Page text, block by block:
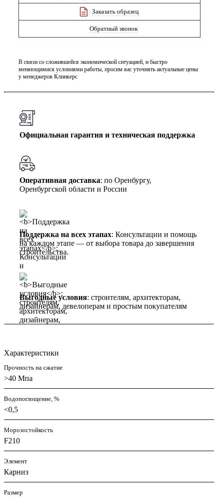
Заказать образец
Обратный звонок
В связи со сложившейся экономической ситуацией, и быстро
меняющимися условиями работы, просим вас уточнять актуальные цены
у менеджеров Клинкерс
Официальная гарантия и техническая поддержка
Оперативная доставка: по Оренбургу,
Оренбургской области и России
Поддержка на всех этапах: Консультации и помощь
на каждом этапе — от выбора товара до завершения
строительства.
Выгодные условия: строителям, архитекторам,
дизайнерам, девелоперам и простым покупателям
Характеристики
Прочность на сжатие
>40 Мпа
Водопоглощение, %
<0,5
Морозостойкость
F210
Элемент
Карниз
Размер